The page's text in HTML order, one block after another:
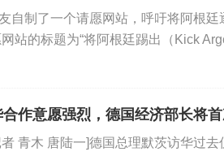
制了一个请愿网站，呼吁将阿根廷
的标题为“将阿根廷踢出（Kick
作意愿强烈，德国经济部长将
木 唐陆一]德国总理默茨访华过去